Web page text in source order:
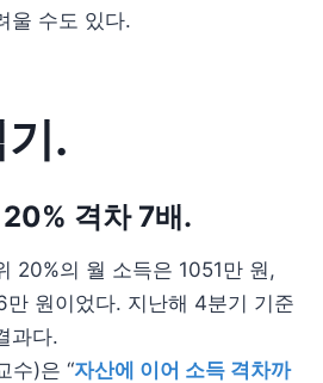
울 수도 있다.
.
격차 7배.
20%의 월 소득은 1051만 원,
원이었다. 지난해 4분기 기준
과다.
수)은 “자산에 이어 소득 격차까